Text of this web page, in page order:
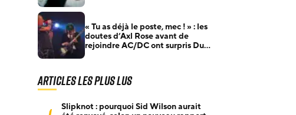
« Tu as déjà le poste, mec ! » : les
doutes d’Axl Rose avant de
rejoindre AC/DC ont surpris Duff
Articles les plus lus
Slipknot : pourquoi Sid Wilson aurait